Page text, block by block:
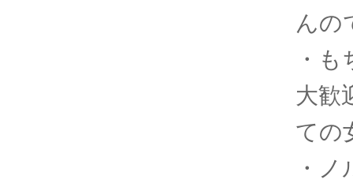
んの
・
大歓
ての
・